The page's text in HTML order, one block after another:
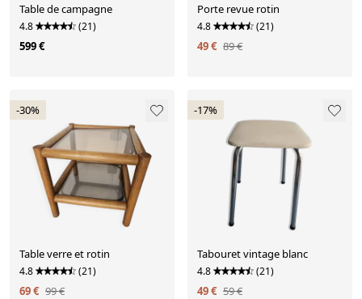
Table de campagne
4.8 (21)
599 €
Porte revue rotin
4.8 (21)
49 € 89 €
-30%
Table verre et rotin
4.8 (21)
69 € 99 €
-17%
Tabouret vintage blanc
4.8 (21)
49 € 59 €